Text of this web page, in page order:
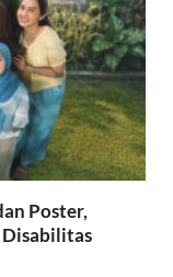
Poster,